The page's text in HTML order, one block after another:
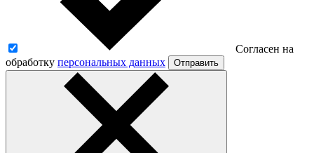
Согласен на
обработку персональных данных Отправить